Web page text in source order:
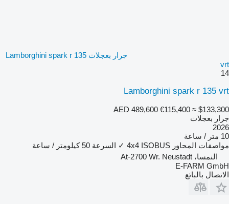
جرار بعجلات Lamborghini spark r 135
vrt
14
Lamborghini spark r 135 vrt
AED 489,600 €115,400 ≈ $133,300
جرار بعجلات
2026
10 متر / ساعة
مواصفات المحاور
4x4 ISOBUS
✓ السرعة 50 كيلومتر / ساعة
النمسا، At-2700 Wr. Neustadt
E-FARM GmbH
الاتصال بالبائع